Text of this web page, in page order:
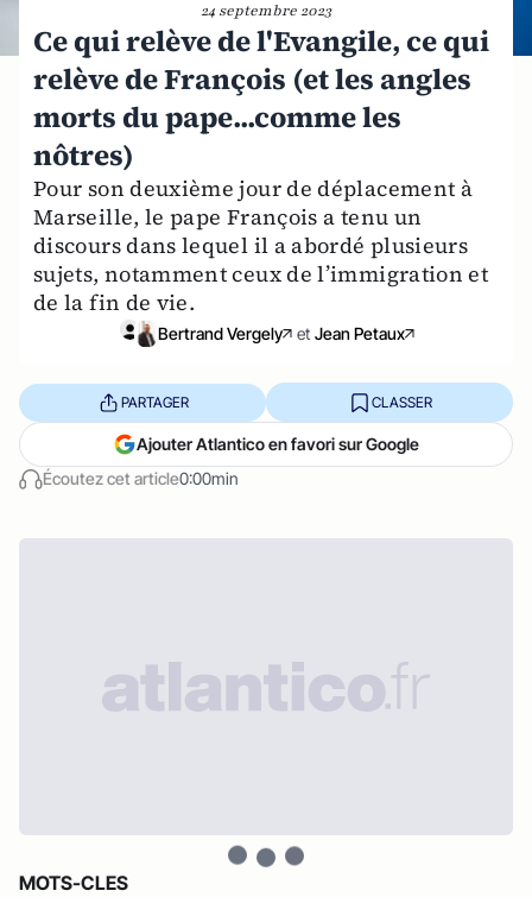
24 septembre 2023
Ce qui relève de l'Evangile, ce qui
relève de François (et les angles
morts du pape...comme les
nôtres)
Pour son deuxième jour de déplacement à
Marseille, le pape François a tenu un
discours dans lequel il a abordé plusieurs
sujets, notamment ceux de l’immigration et
de la fin de vie.
Bertrand Vergely et Jean Petaux
Écoutez cet article0:00min
PARTAGER CLASSER
Ajouter Atlantico en favori sur Google
MOTS-CLES